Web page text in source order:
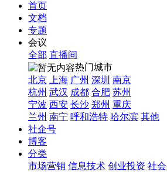
首页
文档
专题
会议
全部 直播间
热门城市
北京
上海 广州 深圳 南京
杭州 武汉 成都 合肥 苏州
宁波 西安 长沙 郑州 重庆
兰州 南宁 呼和浩特 哈尔滨 其他
社企号
博客
分类
市场营销 信息技术 创业投资 社